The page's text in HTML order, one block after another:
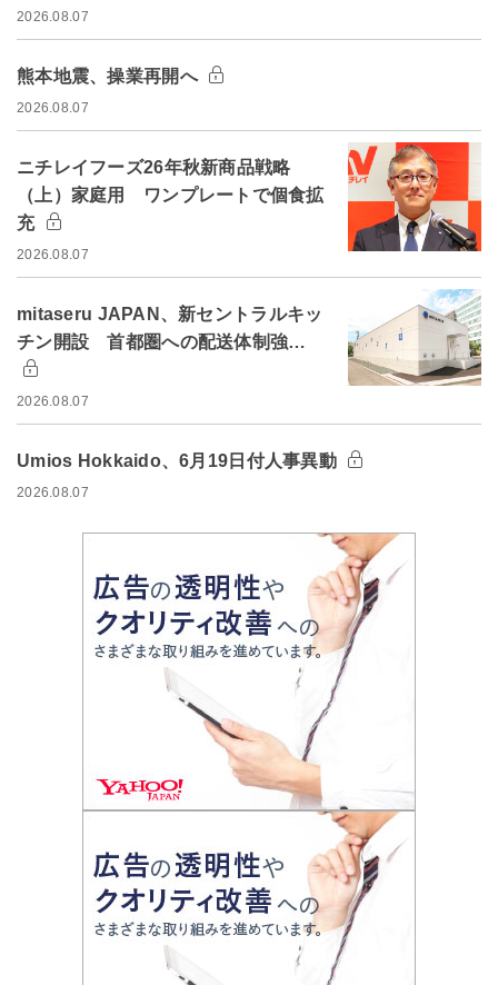
2026.08.07
熊本地震、操業再開へ
2026.08.07
ニチレイフーズ26年秋新商品戦略
（上）家庭用 ワンプレートで個食拡
充
2026.08.07
mitaseru JAPAN、新セントラルキッ
チン開設 首都圏への配送体制強…
2026.08.07
Umios Hokkaido、6月19日付人事異動
2026.08.07